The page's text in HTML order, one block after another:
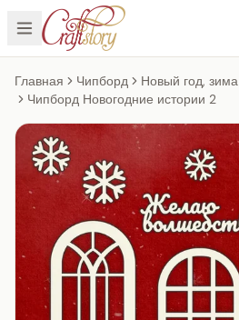
Главная Чипборд
Новый год, зима
Чипборд Новогодние истории 2